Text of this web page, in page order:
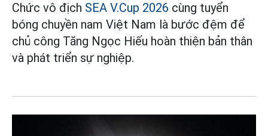
Chức vô địch SEA V.Cup 2026 cùng tuyển
bóng chuyền nam Việt Nam là bước đệm để
chủ công Tăng Ngọc Hiếu hoàn thiện bản thân
và phát triển sự nghiệp.